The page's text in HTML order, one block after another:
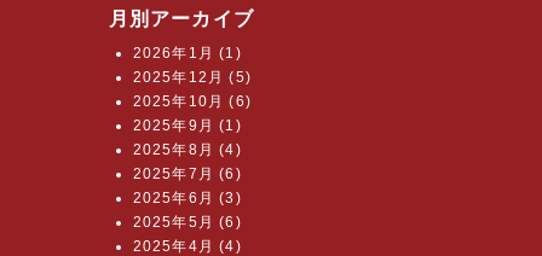
月別アーカイブ
2026年1月 (1)
2025年12月 (5)
2025年10月 (6)
2025年9月 (1)
2025年8月 (4)
2025年7月 (6)
2025年6月 (3)
2025年5月 (6)
2025年4月 (4)